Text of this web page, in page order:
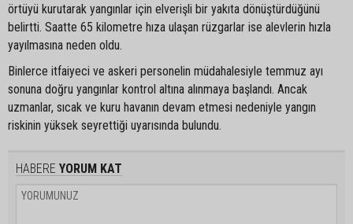
örtüyü kurutarak yangınlar için elverişli bir yakıta dönüştürdüğünü
belirtti. Saatte 65 kilometre hıza ulaşan rüzgarlar ise alevlerin hızla
yayılmasına neden oldu.
Binlerce itfaiyeci ve askeri personelin müdahalesiyle temmuz ayı
sonuna doğru yangınlar kontrol altına alınmaya başlandı. Ancak
uzmanlar, sıcak ve kuru havanın devam etmesi nedeniyle yangın
riskinin yüksek seyrettiği uyarısında bulundu.
HABERE YORUM KAT